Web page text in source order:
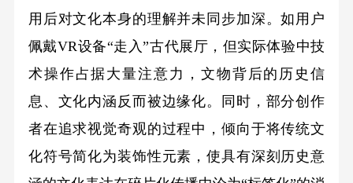
用后对文化本身的理解并未同步加深。如用户
佩戴VR设备“走入”古代展厅，但实际体验中技
术操作占据大量注意力，文物背后的历史信
息、文化内涵反而被边缘化。同时，部分创作
者在追求视觉奇观的过程中，倾向于将传统文
化符号简化为装饰性元素，使具有深刻历史意